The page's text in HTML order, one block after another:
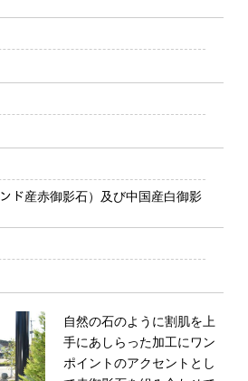
ンド産赤御影石）及び中国産白御影
自然の石のように割肌を上
手にあしらった加工にワン
ポイントのアクセントとし